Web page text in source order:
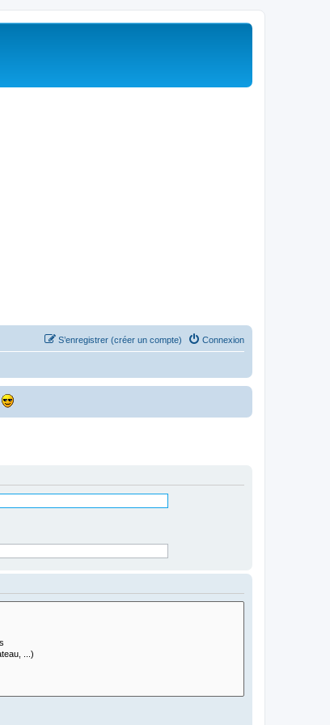
Connexion
S’enregistrer (créer un compte)